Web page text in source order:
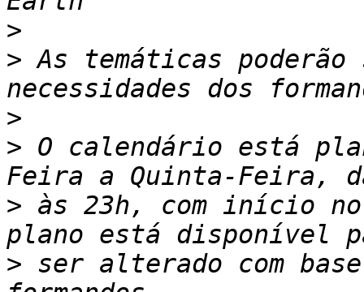
>
> As temáticas
>
> O calendário está
> às 23h, com início no
> ser alterado com